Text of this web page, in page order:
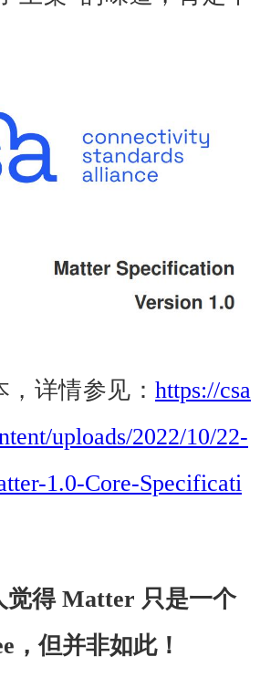
，详情参见： https://csa
uploads/2022/10/22-
1.0-Core-Specificati
觉得 Matter 只是一个
，但并非如此！